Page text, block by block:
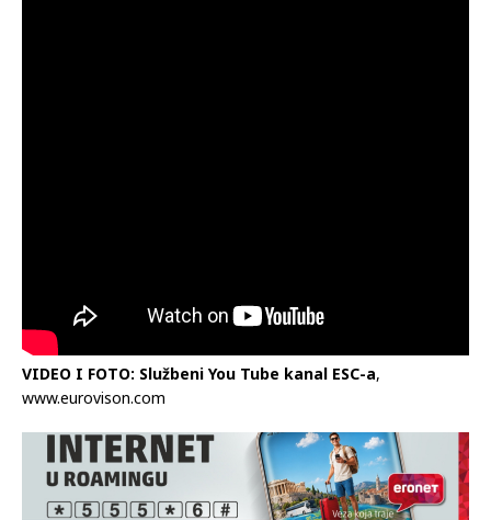
VIDEO I FOTO: Službeni You Tube kanal ESC-a,
www.eurovison.com